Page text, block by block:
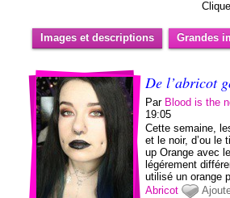
Images et descriptions Grandes
De l’abricot
Par Blood is the
19:05
Cette semaine,
et le noir, d’ou le
up Orange avec
légérement
utilisé un orange
Abricot